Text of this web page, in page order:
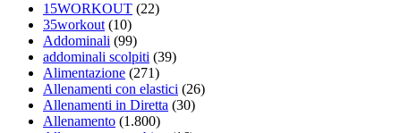
15WORKOUT (22)
35workout (10)
Addominali (99)
addominali scolpiti (39)
Alimentazione (271)
Allenamenti con elastici (26)
Allenamenti in Diretta (30)
Allenamento (1.800)